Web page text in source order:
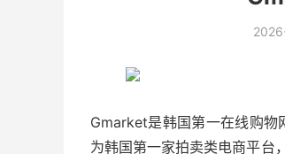
Gmarket是韩国第一在线购
为韩国第一家拍卖类电商平台